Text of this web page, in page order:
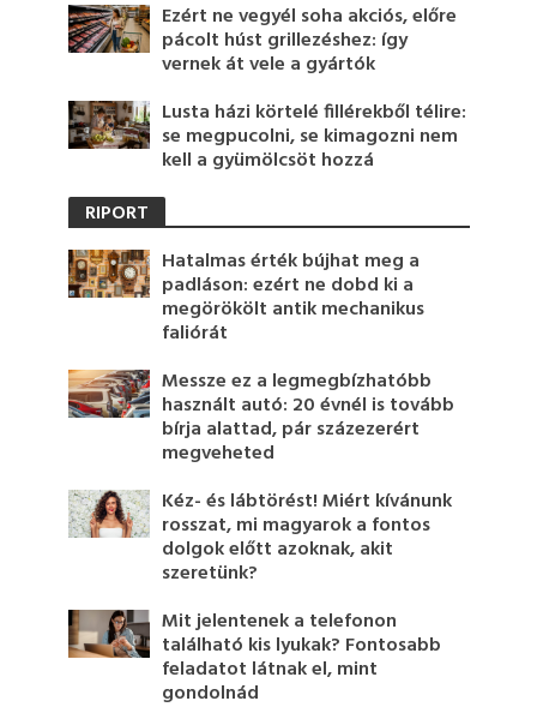
Ezért ne vegyél soha akciós, előre
pácolt húst grillezéshez: így
vernek át vele a gyártók
Lusta házi körtelé fillérekből télire:
se megpucolni, se kimagozni nem
kell a gyümölcsöt hozzá
RIPORT
Hatalmas érték bújhat meg a
padláson: ezért ne dobd ki a
megörökölt antik mechanikus
faliórát
Messze ez a legmegbízhatóbb
használt autó: 20 évnél is tovább
bírja alattad, pár százezerért
megveheted
Kéz- és lábtörést! Miért kívánunk
rosszat, mi magyarok a fontos
dolgok előtt azoknak, akit
szeretünk?
Mit jelentenek a telefonon
található kis lyukak? Fontosabb
feladatot látnak el, mint
gondolnád